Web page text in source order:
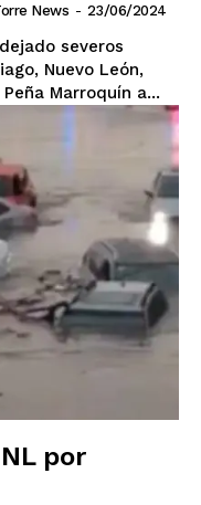
News - 23/06/2024
severos
Nuevo León,
Marroquín a...
por